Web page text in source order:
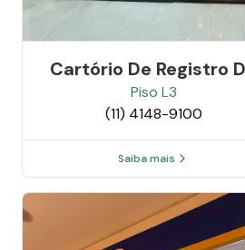
Cartório De Registro
Imóveis E Anexos De
Cotia - Sp
Piso L3
(11) 4148-9100
Saiba mais